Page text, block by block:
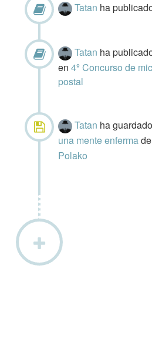
Tatan ha
Tatan ha
en4º Concurso de
postal
Tatan ha guardado
una mente enferma
Polako